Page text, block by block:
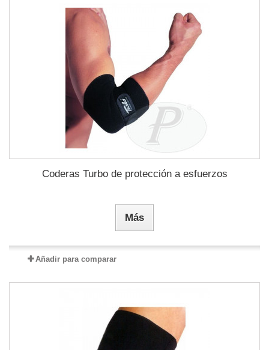
Coderas Turbo de protección a esfuerzos
Más
Añadir para comparar